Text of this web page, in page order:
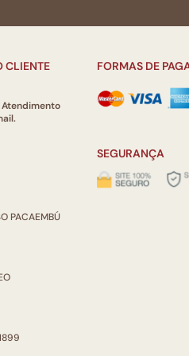
CLIENTE
Atendimento
PACAEMBÚ
FORMAS DE
SEGURANÇA